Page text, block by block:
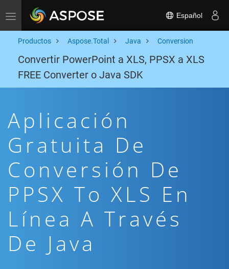
Toggle navigation Español
Productos Aspose.Total Java Conversion
Convertir PowerPoint a XLS, PPSX a XLS
FREE Converter o Java SDK
Aplicación
Gratuita De
Conversión De
PPSX To XLS En
Línea A Través
De Java